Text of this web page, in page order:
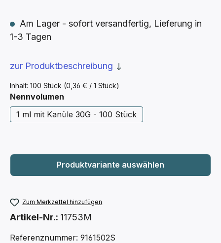
Inhalt: 100 Stück (0,36 € / 1 Stück)
Am Lager - sofort versandfertig, Lieferung in
1-3 Tagen
zur Produktbeschreibung
Nennvolumen
1 ml mit Kanüle 30G - 100 Stück
Zum Merkzettel hinzufügen
Artikel-Nr.: 11753M
Referenznummer: 9161502S